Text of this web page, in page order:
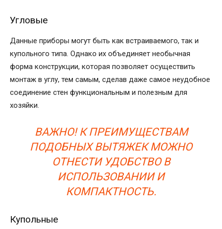
Угловые
Данные приборы могут быть как встраиваемого, так и
купольного типа. Однако их объединяет необычная
форма конструкции, которая позволяет осуществить
монтаж в углу, тем самым, сделав даже самое неудобное
соединение стен функциональным и полезным для
хозяйки.
ВАЖНО! К ПРЕИМУЩЕСТВАМ
ПОДОБНЫХ ВЫТЯЖЕК МОЖНО
ОТНЕСТИ УДОБСТВО В
ИСПОЛЬЗОВАНИИ И
КОМПАКТНОСТЬ.
Купольные